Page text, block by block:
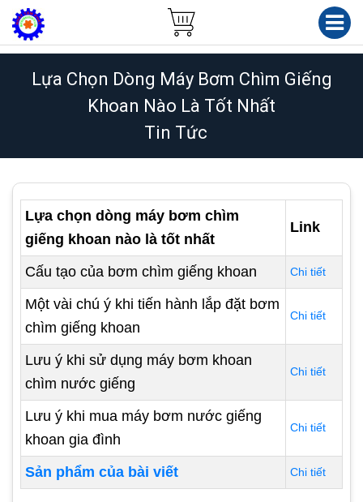
Lựa Chọn Dòng Máy Bơm Chìm Giếng
Khoan Nào Là Tốt Nhất
Tin Tức
Lựa chọn dòng máy bơm chìm
giếng khoan nào là tốt nhất
Link
Cấu tạo của bơm chìm giếng khoan Chi tiết
Một vài chú ý khi tiến hành lắp đặt bơm
chìm giếng khoan
Chi tiết
Lưu ý khi sử dụng máy bơm khoan
chìm nước giếng
Chi tiết
Lưu ý khi mua máy bơm nước giếng
khoan gia đình
Chi tiết
Sản phẩm của bài viết Chi tiết